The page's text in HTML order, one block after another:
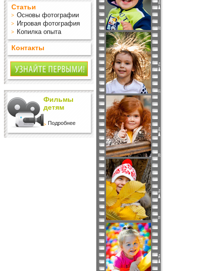
Статьи
Основы фотографии
Игровая фотография
Копилка опыта
Контакты
Фильмы
детям
Подробнее